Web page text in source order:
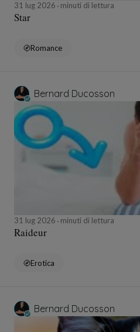
31 lug 2026 minuti di lettura
Star
Romance
Bernard Ducosson
31 lug 2026 minuti di lettura
Raideur
Erotica
Bernard Ducosson